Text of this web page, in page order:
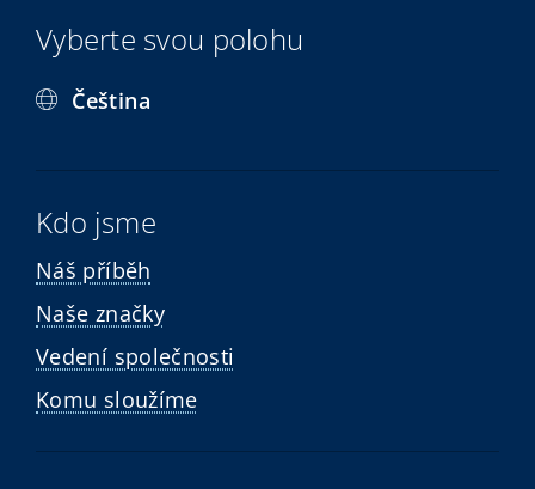
Vyberte svou polohu
Čeština
Kdo jsme
Náš příběh
Naše značky
Vedení společnosti
Komu sloužíme